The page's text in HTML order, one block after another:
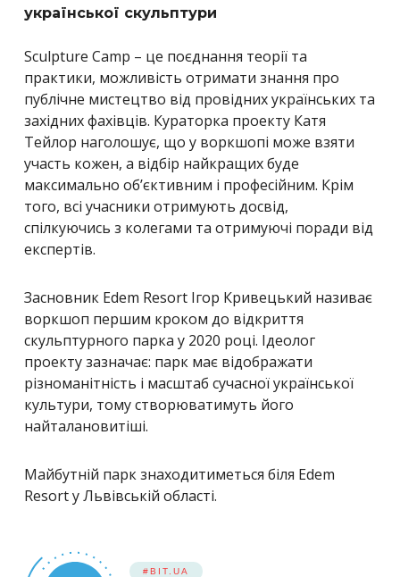
української скульптури
Sculpture Camp – це поєднання теорії та
практики, можливість отримати знання про
публічне мистецтво від провідних українських та
західних фахівців. Кураторка проекту Катя
Тейлор наголошує, що у воркшопі може взяти
участь кожен, а відбір найкращих буде
максимально об’єктивним і професійним. Крім
того, всі учасники отримують досвід,
спілкуючись з колегами та отримуючі поради від
експертів.
Засновник Edem Resort Ігор Кривецький називає
воркшоп першим кроком до відкриття
скульптурного парка у 2020 році. Ідеолог
проекту зазначає: парк має відображати
різноманітність і масштаб сучасної української
культури, тому створюватимуть його
найталановитіші.
Майбутній парк знаходитиметься біля Edem
Resort у Львівській області.
#BIT.UA